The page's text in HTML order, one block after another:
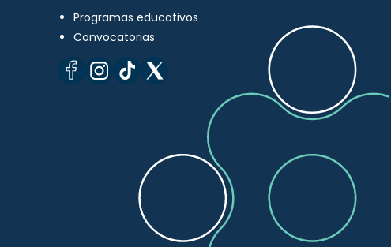
Programas educativos
Convocatorias